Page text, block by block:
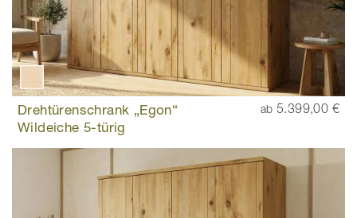
Drehtürenschrank „Egon“
Wildeiche 5-türig
ab 5.399,00 €